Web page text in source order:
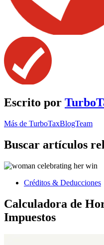
Escrito por
Más de TurboTaxBlogTeam
Buscar artículos
Créditos & Deducciones
Calculadora de
Impuestos